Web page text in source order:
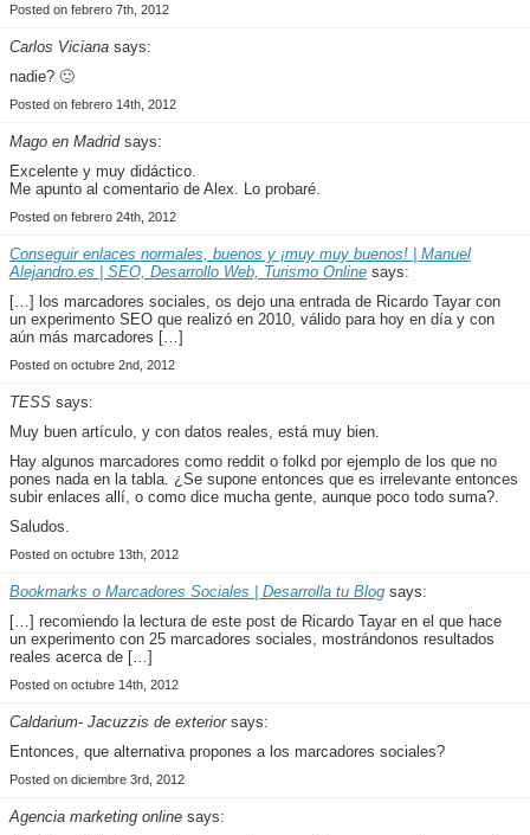
Posted on febrero 7th, 2012
Carlos Viciana says:
nadie? 🙁
Posted on febrero 14th, 2012
Mago en Madridsays:
Excelente y muy didáctico.
Me apunto al comentario de Alex. Lo probaré.
Posted on febrero 24th, 2012
Conseguir enlaces normales, buenos y ¡muy muy buenos! | Manuel
Alejandro.es | SEO, Desarrollo Web, Turismo Online says:
[…] los marcadores sociales, os dejo una entrada de Ricardo Tayar con
un experimento SEO que realizó en 2010, válido para hoy en día y con
aún más marcadores […]
Posted on octubre 2nd, 2012
TESS says:
Muy buen artículo, y con datos reales, está muy bien.
Hay algunos marcadores como reddit o folkd por ejemplo de los que no
pones nada en la tabla. ¿Se supone entonces que es irrelevante entonces
subir enlaces allí, o como dice mucha gente, aunque poco todo suma?.
Saludos.
Posted on octubre 13th, 2012
Bookmarks o Marcadores Sociales | Desarrolla tu Blog says:
[…] recomiendo la lectura de este post de Ricardo Tayar en el que hace
un experimento con 25 marcadores sociales, mostrándonos resultados
reales acerca de […]
Posted on octubre 14th, 2012
Caldarium- Jacuzzis de exteriorsays:
Entonces, que alternativa propones a los marcadores sociales?
Posted on diciembre 3rd, 2012
Agencia marketing online says: